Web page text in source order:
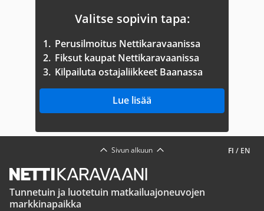
Valitse sopivin tapa:
1. Perusilmoitus Nettikaravaanissa
2. Fiksut kaupat Nettikaravaanissa
3. Kilpailuta ostajaliikkeet Baanassa
Lue lisää
FI / EN
Sivun alkuun
Tunnetuin ja luotetuin matkailuajoneuvojen
markkinapaikka